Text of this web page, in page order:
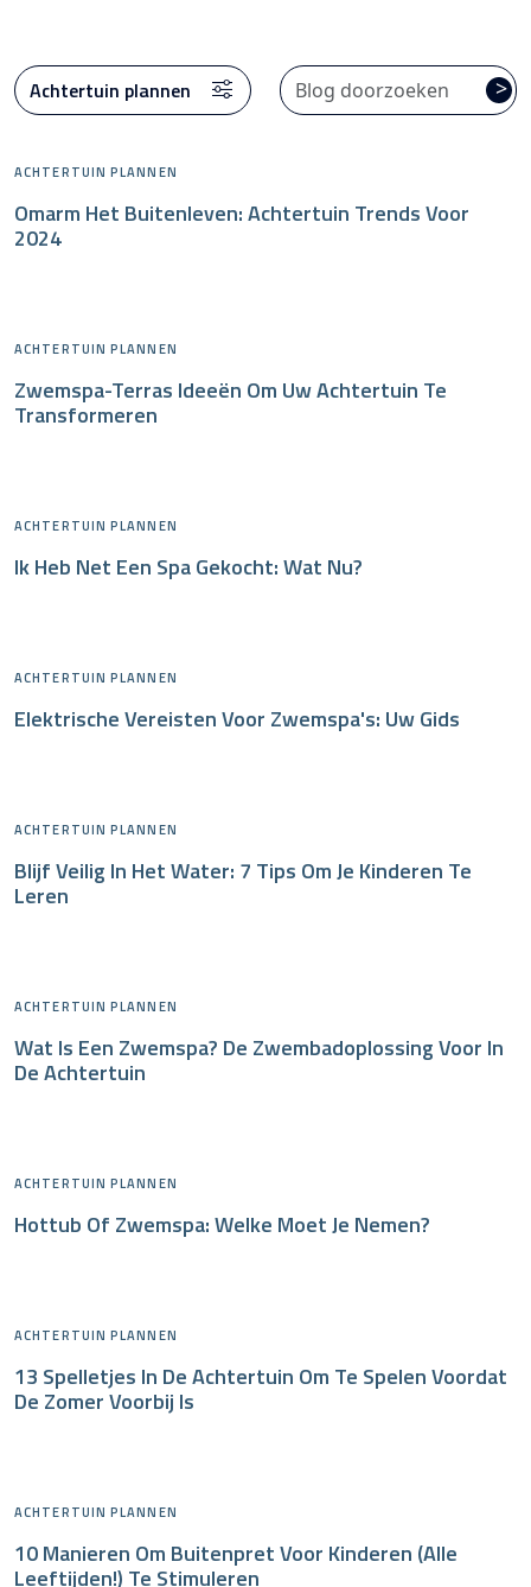
>
ACHTERTUIN PLANNEN
Omarm Het Buitenleven: Achtertuin Trends Voor
2024
ACHTERTUIN PLANNEN
Zwemspa-Terras Ideeën Om Uw Achtertuin Te
Transformeren
ACHTERTUIN PLANNEN
Ik Heb Net Een Spa Gekocht: Wat Nu?
ACHTERTUIN PLANNEN
Elektrische Vereisten Voor Zwemspa's: Uw Gids
ACHTERTUIN PLANNEN
Blijf Veilig In Het Water: 7 Tips Om Je Kinderen Te
Leren
ACHTERTUIN PLANNEN
Wat Is Een Zwemspa? De Zwembadoplossing Voor In
De Achtertuin
ACHTERTUIN PLANNEN
Hottub Of Zwemspa: Welke Moet Je Nemen?
ACHTERTUIN PLANNEN
13 Spelletjes In De Achtertuin Om Te Spelen Voordat
De Zomer Voorbij Is
ACHTERTUIN PLANNEN
10 Manieren Om Buitenpret Voor Kinderen (alle
Leeftijden!) Te Stimuleren